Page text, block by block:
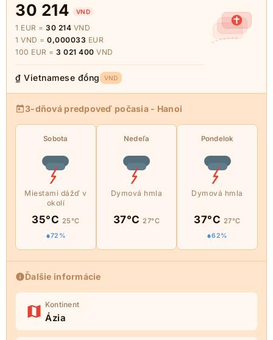
30 214 VND
1 EUR = 30 214 VND
1 VND = 0,000033 EUR
100 EUR = 3 021 400 VND
₫ Vietnamese đồng VND
3-dňová predpoveď počasia - Hanoi
Sobota
Miestami dážď v
okolí
35°C 25°C
72%
Nedeľa
Dymová hmla
37°C27°C
Pondelok
Dymová hmla
37°C 27°C
62%
Ďalšie informácie
Kontinent
Ázia